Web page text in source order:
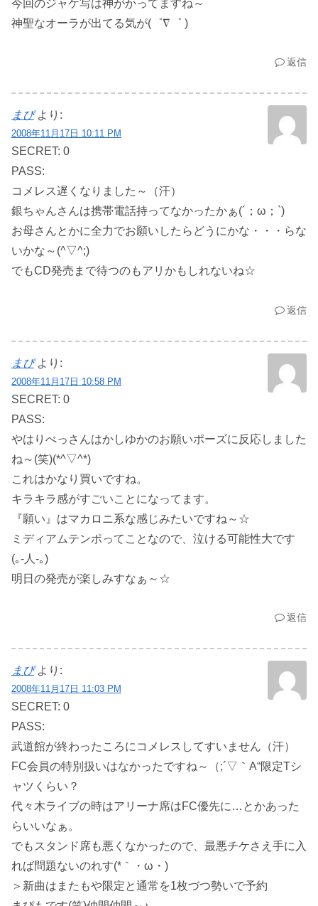
今回のジャケ写は神がかってますね～
神聖なオーラが出てる気が(゜∇゜ )
返信
まぴ より:
2008年11月17日 10:11 PM
SECRET: 0
PASS:
コメレス遅くなりました～（汗）
銀ちゃんさんは携帯電話持ってなかったかぁ(´；ω；`)
お母さんとかに全力でお願いしたらどうにかな・・・らな
いかな～(^▽^;)
でもCD発売まで待つのもアリかもしれないね☆
返信
まぴ より:
2008年11月17日 10:58 PM
SECRET: 0
PASS:
やはりべっさんはかしゆかのお願いポーズに反応しました
ね～(笑)(*^▽^*)
これはかなり買いですね。
キラキラ感がすごいことになってます。
『願い』はマカロニ系な感じみたいですね～☆
ミディアムテンポってことなので、泣ける可能性大です
(｡-人-｡)
明日の発売が楽しみすなぁ～☆
返信
まぴ より:
2008年11月17日 11:03 PM
SECRET: 0
PASS:
武道館が終わったころにコメレスしてすいません（汗）
FC会員の特別扱いはなかったですね～（;´▽｀A“限定Tシ
ャツくらい？
代々木ライブの時はアリーナ席はFC優先に…とかあった
らいいなぁ。
でもスタンド席も悪くなかったので、最悪チケさえ手に入
れば問題ないのれす(*｀・ω・)ゞ
＞新曲はまたもや限定と通常を1枚づつ勢いで予約